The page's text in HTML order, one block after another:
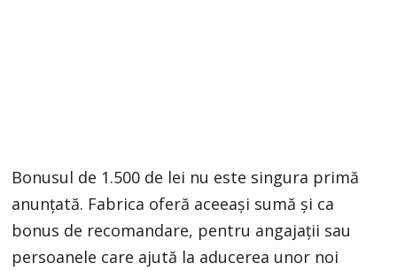
Bonusul de 1.500 de lei nu este singura primă
anunțată. Fabrica oferă aceeași sumă și ca
bonus de recomandare, pentru angajații sau
persoanele care ajută la aducerea unor noi